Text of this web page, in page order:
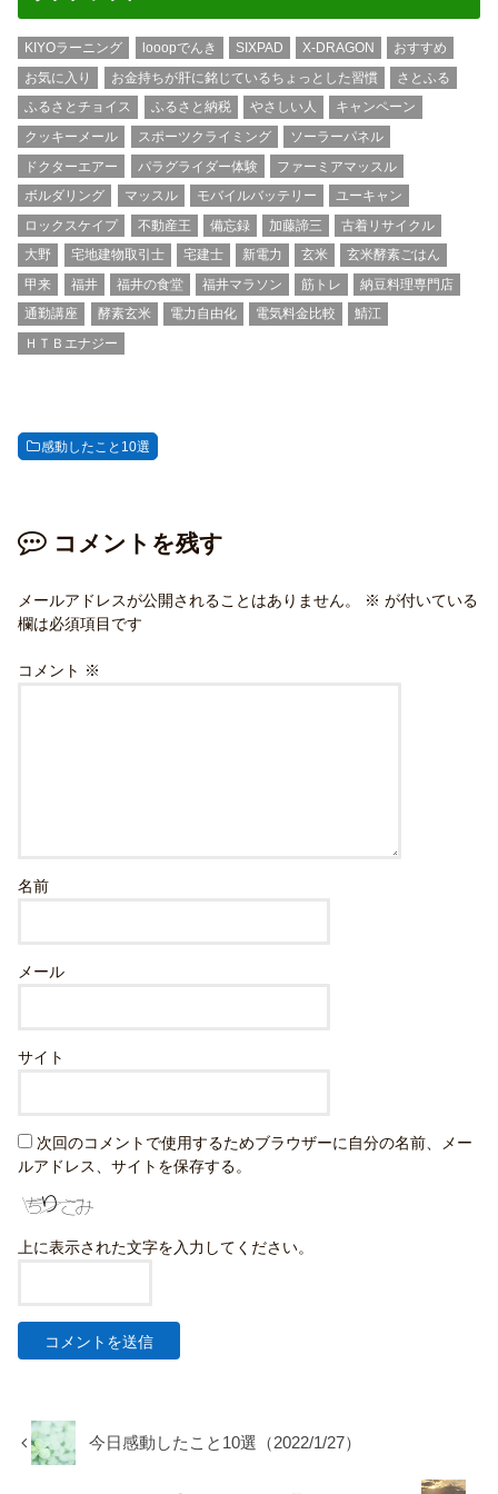
KIYOラーニング looopでんき SIXPAD X-DRAGON
おすすめ
お気に入り
お金持ちが肝に銘じているちょっとした習慣
さとふる
ふるさとチョイス
ふるさと納税 やさしい人
キャンペーン
クッキーメール
スポーツクライミング
ソーラーパネル
ドクターエアー
パラグライダー体験
ファーミアマッスル
ボルダリング
マッスル モバイルバッテリー
ユーキャン
ロックスケイプ
不動産王 備忘録 加藤諦三
古着リサイクル
大野
宅地建物取引士 宅建士 新電力 玄米
玄米酵素ごはん
甲来
福井 福井の食堂 福井マラソン 筋トレ
納豆料理専門店
通勤講座
酵素玄米 電力自由化 電気料金比較
鯖江
ＨＴＢエナジー
感動したこと10選
コメントを残す
メールアドレスが公開されることはありません。 ※ が付いている
欄は必須項目です
コメント ※
名前
メール
サイト
次回のコメントで使用するためブラウザーに自分の名前、メー
ルアドレス、サイトを保存する。
上に表示された文字を入力してください。
今日感動したこと10選（2022/1/27）